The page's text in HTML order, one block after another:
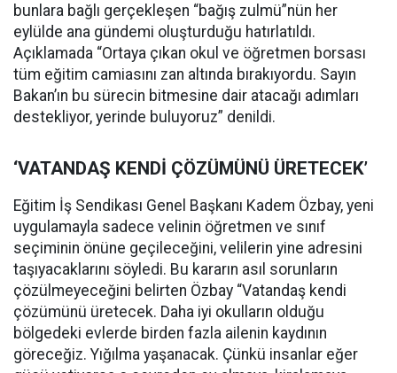
bunlara bağlı gerçekleşen “bağış zulmü”nün her
eylülde ana gündemi oluşturduğu hatırlatıldı.
Açıklamada “Ortaya çıkan okul ve öğretmen borsası
tüm eğitim camiasını zan altında bırakıyordu. Sayın
Bakan’ın bu sürecin bitmesine dair atacağı adımları
destekliyor, yerinde buluyoruz” denildi.
‘VATANDAŞ KENDİ ÇÖZÜMÜNÜ ÜRETECEK’
Eğitim İş Sendikası Genel Başkanı Kadem Özbay, yeni
uygulamayla sadece velinin öğretmen ve sınıf
seçiminin önüne geçileceğini, velilerin yine adresini
taşıyacaklarını söyledi. Bu kararın asıl sorunların
çözülmeyeceğini belirten Özbay “Vatandaş kendi
çözümünü üretecek. Daha iyi okulların olduğu
bölgedeki evlerde birden fazla ailenin kaydının
göreceğiz. Yığılma yaşanacak. Çünkü insanlar eğer